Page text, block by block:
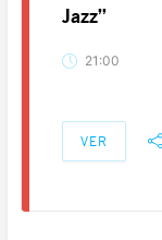
Jazz”
21:00
VER